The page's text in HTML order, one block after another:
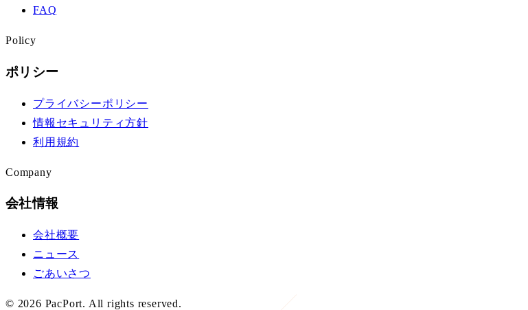
FAQ
Policy
ポリシー
プライバシーポリシー
情報セキュリティ方針
利用規約
Company
会社情報
会社概要
ニュース
ごあいさつ
© 2026 PacPort. All rights reserved.